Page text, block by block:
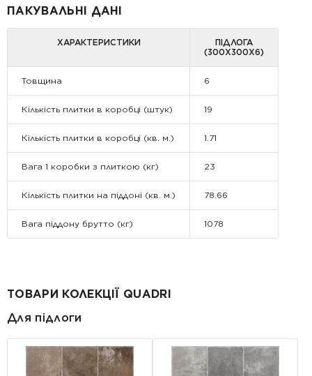
ПАКУВАЛЬНІ ДАНІ
ХАРАКТЕРИСТИКИ
ПІДЛОГА
(300Х300Х6)
Товщина 6
Кількість плитки в коробці (штук) 19
Кількість плитки в коробці (кв. м.) 1.71
Вага 1 коробки з плиткою (кг) 23
Кількість плитки на піддоні (кв. м.) 78.66
Вага піддону брутто (кг) 1078
ТОВАРИ КОЛЕКЦІЇ QUADRI
Для підлоги